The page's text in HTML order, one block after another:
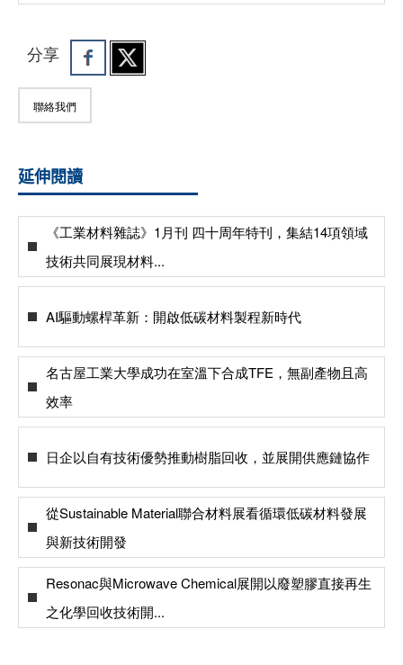
分享
聯絡我們
延伸閱讀
《工業材料雜誌》1月刊 四十周年特刊，集結14項領域
技術共同展現材料...
AI驅動螺桿革新：開啟低碳材料製程新時代
名古屋工業大學成功在室溫下合成TFE，無副產物且高
效率
日企以自有技術優勢推動樹脂回收，並展開供應鏈協作
從Sustainable Material聯合材料展看循環低碳材料發展
與新技術開發
Resonac與Microwave Chemical展開以廢塑膠直接再生
之化學回收技術開...